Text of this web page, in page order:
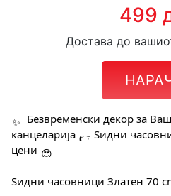
499
Достава до
Безвременски декор за
канцеларија
Ѕидни
цени
Ѕидни часовници Златен 70